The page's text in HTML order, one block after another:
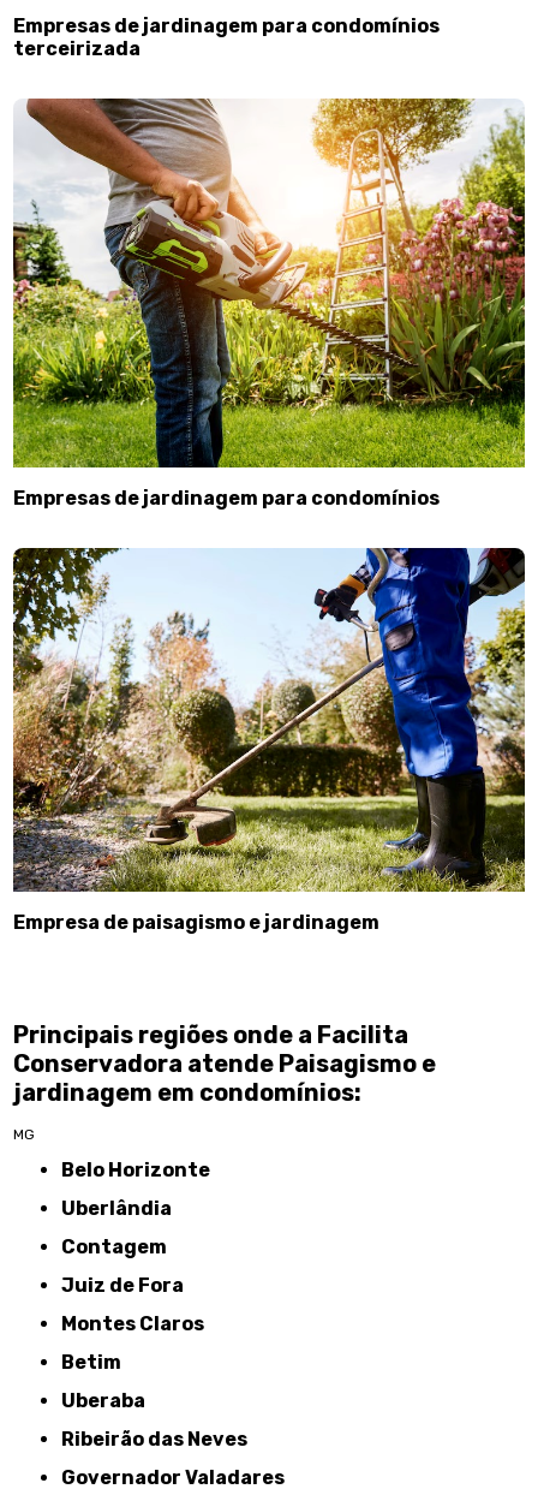
Empresas de jardinagem para condomínios
terceirizada
Empresas de jardinagem para condomínios
Empresa de paisagismo e jardinagem
Principais regiões onde a Facilita
Conservadora atende Paisagismo e
jardinagem em condomínios:
MG
Belo Horizonte
Uberlândia
Contagem
Juiz de Fora
Montes Claros
Betim
Uberaba
Ribeirão das Neves
Governador Valadares